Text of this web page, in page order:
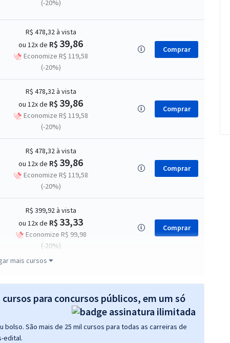
(-20%)
R$ 478,32à vista
ou 12x de R$ 39,86
Economize R$ 119,58
(-20%)
Comprar
R$ 478,32à vista
ou 12x de R$ 39,86
Economize R$ 119,58
(-20%)
Comprar
R$ 478,32à vista
ou 12x de R$ 39,86
Economize R$ 119,58
(-20%)
Comprar
R$ 399,92à vista
ou 12x de R$ 33,33
Economize R$ 99,98
(-20%)
Comprar
R$33,19
Economize R$ 99,58
Comprar
mais cursos
para concursos públicos, em um só
São mais de 25 mil cursos para todas as carreiras de
edital.